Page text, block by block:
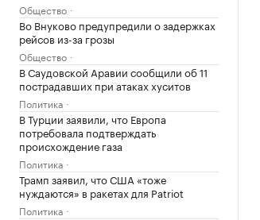
Общество
Во Внуково предупредили о задержках
рейсов из-за грозы
Общество
В Саудовской Аравии сообщили об 11
пострадавших при атаках хуситов
Политика
В Турции заявили, что Европа
потребовала подтверждать
происхождение газа
Политика
Трамп заявил, что США «тоже
нуждаются» в ракетах для Patriot
Политика